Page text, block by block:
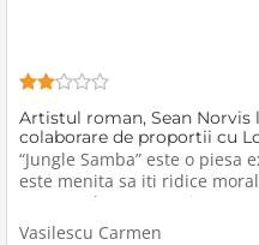
Artistul roman, Sean Norvis
colaborare de proportii cu
“Jungle Samba” este o piesa
este menita sa iti ridice
ta!Legat de aceasta piesa,
vibe aparte si acest lucru se
Vasilescu Carmen